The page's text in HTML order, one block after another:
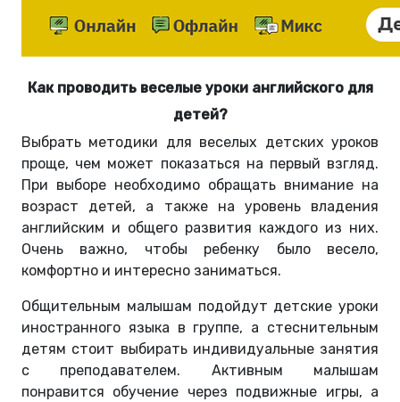
Как проводить веселые уроки английского для
детей?
Выбрать методики для веселых детских уроков
проще, чем может показаться на первый взгляд.
При выборе необходимо обращать внимание на
возраст детей, а также на уровень владения
английским и общего развития каждого из них.
Очень важно, чтобы ребенку было весело,
комфортно и интересно заниматься.
Общительным малышам подойдут детские уроки
иностранного языка в группе, а стеснительным
детям стоит выбирать индивидуальные занятия
с преподавателем. Активным малышам
понравится обучение через подвижные игры, а